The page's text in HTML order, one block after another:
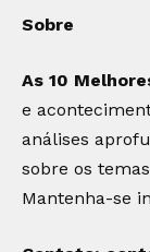
Sobre
As 10
e
análises
sobre os
Mantenha-se